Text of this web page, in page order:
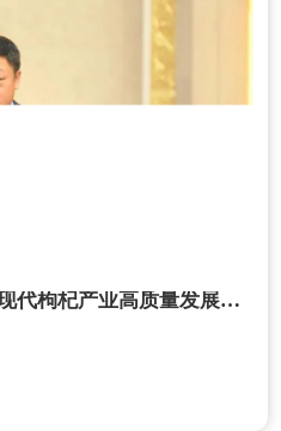
早康枸杞董事长在自治区现代枸杞产业高质量发展第二次推进会发言献策